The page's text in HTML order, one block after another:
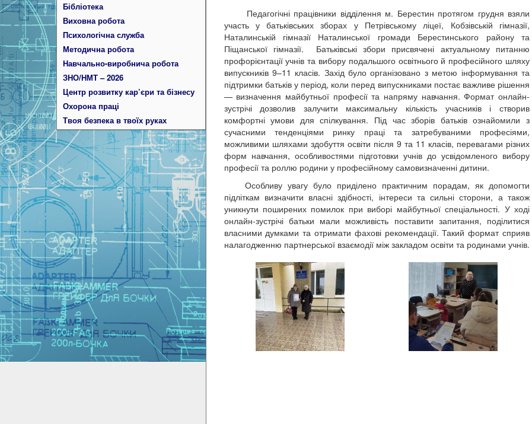
Бібліотека
Виховна робота
Психологічна служба
Методична робота
Навчально-виробнича робота
ЗНО/НМТ – 2026
Центр розвитку кар’єри та бізнесу
Охорона праці
Твоя безпека в твоїх руках
Педагогічні працівники відділення м. Берестин протягом грудня взяли
участь у батьківських зборах у Петрівському ліцеї, Кобзівській гімназії,
Наталинській гімназії Наталинської громади Берестинського району та
Піщанської гімназії. Батьківські збори присвячені актуальному питанню
профорієнтації учнів та вибору подальшого освітнього й професійного шляху
випускників 9–11 класів. Захід було організовано з метою інформування та
підтримки батьків у період, коли перед випускниками постає важливе рішення
— визначення майбутньої професії та напряму навчання. Формат онлайн-
зустрічі дозволив залучити максимальну кількість учасників і створив
комфортні умови для спілкування. Під час зборів батьків ознайомили з
сучасними тенденціями ринку праці та затребуваними професіями,
можливими шляхами здобуття освіти після 9 та 11 класів, перевагами різних
форм навчання, особливостями підготовки учнів до усвідомленого вибору
професії та роллю родини у професійному самовизначенні дитини.
Особливу увагу було приділено практичним порадам, як допомогти
підліткам визначити власні здібності, інтереси та сильні сторони, а також
уникнути поширених помилок при виборі майбутньої спеціальності. У ході
онлайн-зустрічі батьки мали можливість поставити запитання, поділитися
власними думками та отримати фахові рекомендації. Такий формат сприяв
налагодженню партнерської взаємодії між закладом освіти та родинами учнів.